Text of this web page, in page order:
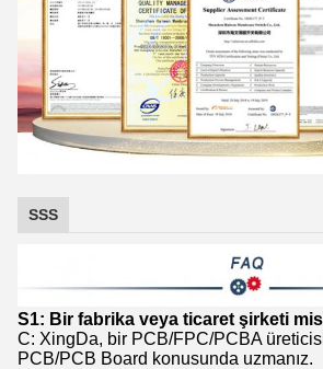
SSS
S1: Bir fabrika veya ticaret şirketi
C: XingDa, bir PCB/FPC/PCBA
PCB/PCB Board konusunda uzmanız.